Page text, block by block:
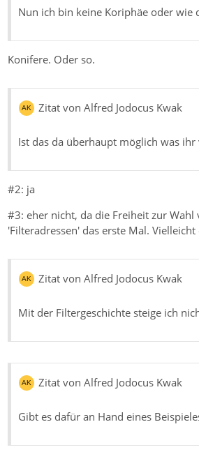
Nun ich bin keine Koriphäe oder wie
Konifere. Oder so.
Zitat von Alfred Jodocus Kwak
Ist das da überhaupt möglich was ihr
#2: ja
#3: eher nicht, da die Freiheit zur Wahl
'Filteradressen' das erste Mal.
Zitat von Alfred Jodocus Kwak
Mit der Filtergeschichte steige ich
Zitat von Alfred Jodocus Kwak
Gibt es dafür an Hand eines